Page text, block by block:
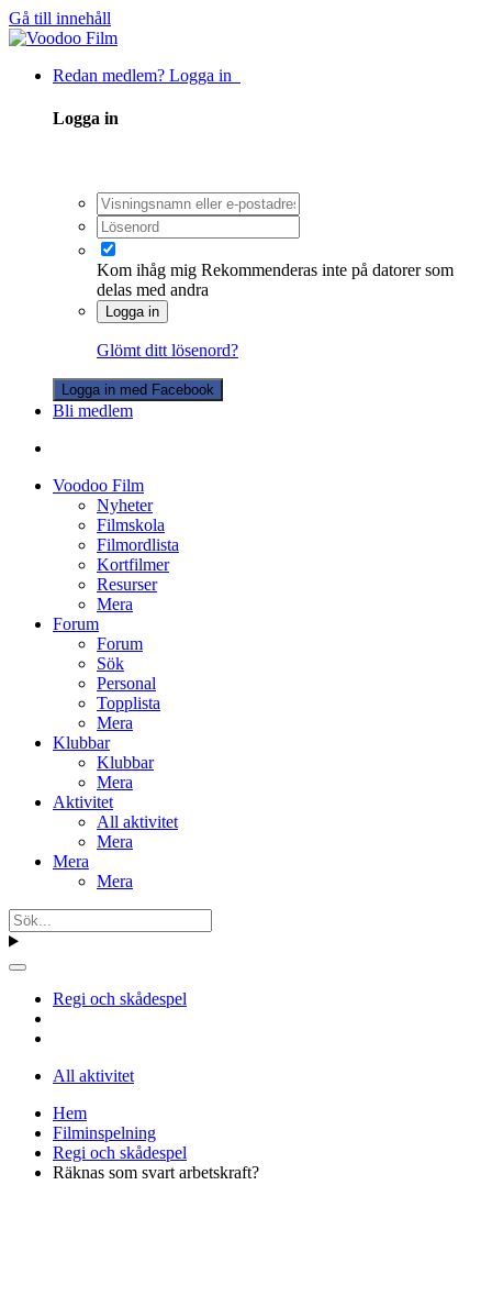
Gå till innehåll
Redan medlem? Logga in
Logga in
Kom ihåg mig Rekommenderas inte på datorer som
delas med andra
Logga in
Glömt ditt lösenord?
Logga in med Facebook
Bli medlem
Voodoo Film
Nyheter
Filmskola
Filmordlista
Kortfilmer
Resurser
Mera
Forum
Forum
Sök
Personal
Topplista
Mera
Klubbar
Klubbar
Mera
Aktivitet
All aktivitet
Mera
Mera
Mera
Regi och skådespel
All aktivitet
Hem
Filminspelning
Regi och skådespel
Räknas som svart arbetskraft?